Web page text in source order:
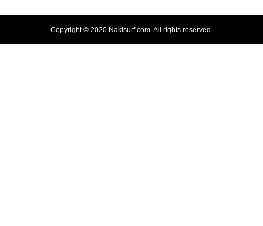
Copyright © 2020 Nakisurf.com. All rights reserved.